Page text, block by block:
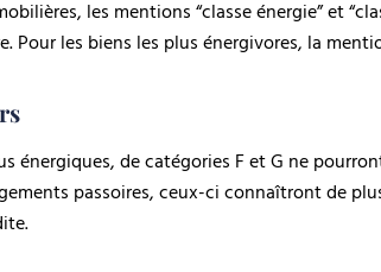
les mentions “classe énergie” et
Pour les biens les plus énergivores, la
énergiques, de catégories F et G ne
passoires, ceux-ci connaîtront de